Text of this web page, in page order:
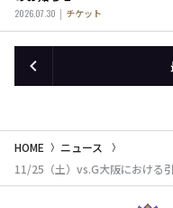
2026.07.30 チケット
HOME
ニュース
11/25（土）vs.G大阪における